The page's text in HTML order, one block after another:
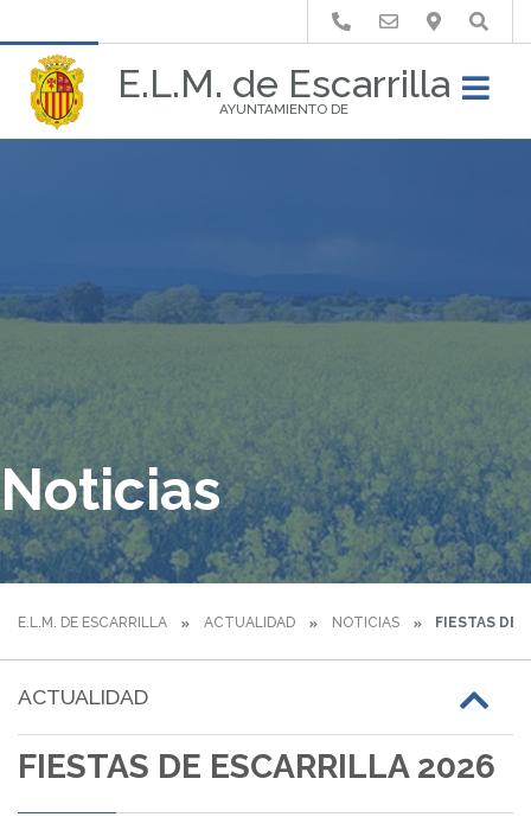
E.L.M. de Escarrilla
AYUNTAMIENTO DE
Buscar
Noticias
E.L.M. DE ESCARRILLA ACTUALIDAD NOTICIAS FIESTAS DE
ACTUALIDAD
FIESTAS DE ESCARRILLA 2026